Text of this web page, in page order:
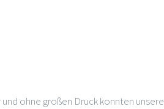
ohne großen Druck konnten unsere